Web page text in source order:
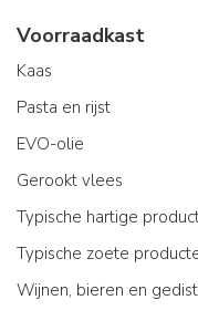
Voorraadkast
Kaas
Pasta en rijst
EVO-olie
Gerookt vlees
Typische hartige
Typische zoete
Wijnen, bieren en